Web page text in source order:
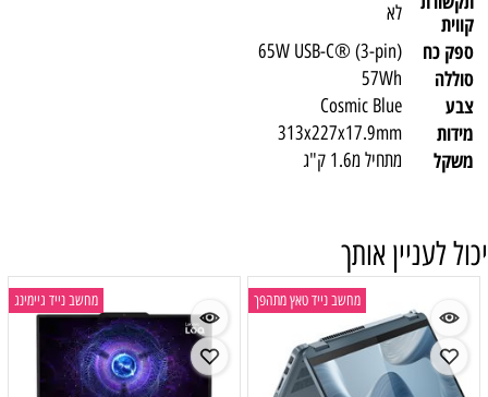
קווית
לא
ספק כח 65W USB-C® (3-pin)
סוללה 57Wh
צבע Cosmic Blue
מידות 313x227x17.9mm
משקל מתחיל מ1.6 ק"ג
יכול לעניין אותך
מחשב נייד טאץ מתהפך מחשב נייד גיימינג